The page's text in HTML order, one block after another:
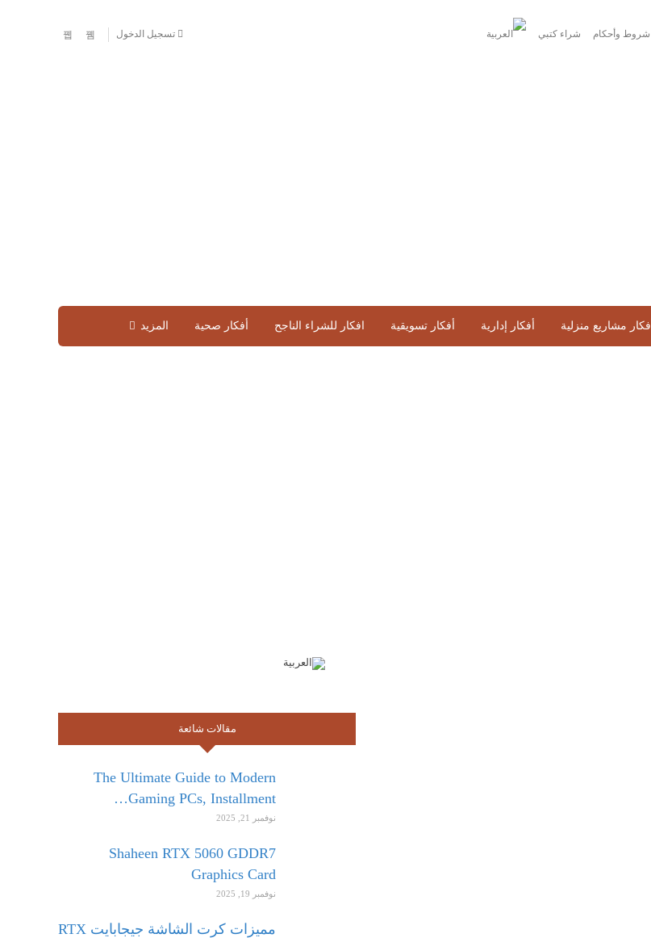
تسجيل الدخول شروط وأحكام شراء كتبي
أفكار مشاريع منزلية أفكار إدارية أفكار تسويقية افكار للشراء الناجح أفكار صحية المزيد
مقالات شائعة
The Ultimate Guide to Modern
Gaming PCs, Installment…
نوفمبر 21, 2025
Shaheen RTX 5060 GDDR7
Graphics Card
نوفمبر 19, 2025
مميزات كرت الشاشة جيجابايت RTX